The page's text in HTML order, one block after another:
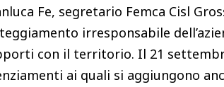
Fe, segretario Femca Cisl
irresponsabile
con il territorio. Il 21
ai quali si aggiungono